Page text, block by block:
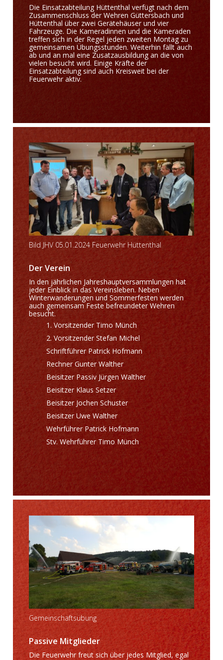
Die Einsatzabteilung Hüttenthal verfügt nach dem
Zusammenschluss der Wehren Güttersbach und
Hüttenthal über zwei Gerätehäuser und vier
Fahrzeuge. Die Kameradinnen und die Kameraden
treffen sich in der Regel jeden zweiten Montag zu
gemeinsamen Übungsstunden. Weiterhin fällt auch
ab und an mal eine Zusatzausbildung an die von
vielen besucht wird. Einige Kräfte der
Einsatzabteilung sind auch Kreisweit bei der
Feuerwehr aktiv.
Bild JHV 05.01.2024 Feuerwehr Hüttenthal
Der Verein
In den jährlichen Jahreshauptversammlungen hat
jeder Einblick in das Vereinsleben. Neben
Winterwanderungen und Sommerfesten werden
auch gemeinsam Feste befreundeter Wehren
besucht.
Vorsitzender Timo Münch
Vorsitzender Stefan Michel
Schriftführer Patrick Hofmann
Rechner Gunter Walther
Beisitzer Passiv Jürgen Walther
Beisitzer Klaus Setzer
Beisitzer Jochen Schuster
Beisitzer Uwe Walther
Wehrführer Patrick Hofmann
Stv. Wehrführer Timo Münch
Gemeinschaftsübung
Passive Mitglieder
Die Feuerwehr freut sich über jedes Mitglied, egal